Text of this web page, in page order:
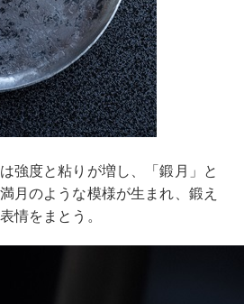
強度と粘りが増し、「鍛月」と
月のような模様が生まれ、鍛え
情をまとう。